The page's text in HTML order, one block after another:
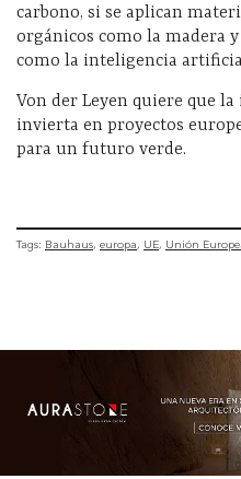
carbono, si se aplican
orgánicos como la madera
como la inteligencia
Von der Leyen quiere que
invierta en proyectos
para un futuro verde.
Tags: Bauhaus europa UE Unión